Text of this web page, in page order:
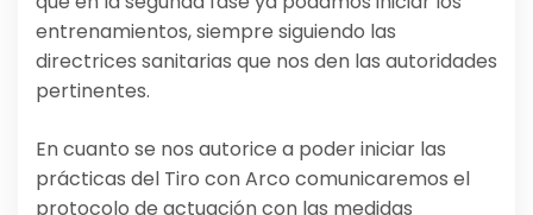
entrenamientos, siempre siguiendo las
directrices sanitarias que nos den las autoridades
pertinentes.
En cuanto se nos autorice a poder iniciar las
prácticas del Tiro con Arco comunicaremos el
protocolo de actuación con las medidas